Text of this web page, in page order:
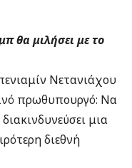
θα μιλήσει με το
Νετανιάχου
πρωθυπουργό: Να
μια
διεθνή